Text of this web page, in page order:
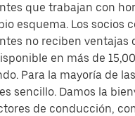
que trabajan con
esquema. Los socios
no reciben ventajas
en más de
Para la mayoría de
sencillo. Damos la
de conducción,